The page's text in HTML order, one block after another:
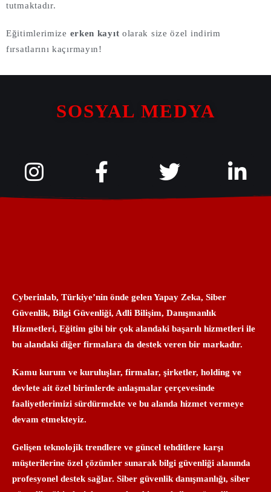
tutmaktadır.
Eğitimlerimize erken kayıt olarak size özel indirim
fırsatlarını kaçırmayın!
SOSYAL MEDYA
Cyberinlab, Türkiye’nin önde gelen Yapay Zeka, Siber
Güvenlik, Bilgi Güvenliği, Adli Bilişim, Danışmanlık
Hizmetleri, Eğitim gibi bir çok alandaki başarılı hizmetleri ile
bu alandaki diğer firmalara da destek veren bir markadır.
Kamu kurum ve kuruluşlar, firmalar, şirketler, holding ve
devlete ait özel birimlerde anlaşmalar çerçevesinde
faaliyetlerimizi sürdürmekte ve bu alanda hizmet vermeye
devam etmekteyiz.
Gelişen teknolojik trendlere ve güncel tehditlere karşı
müşterilerine özel çözümler sunarak bilgi güvenliği alanında
profesyonel destek sağlar. Siber güvenlik danışmanlığı, siber